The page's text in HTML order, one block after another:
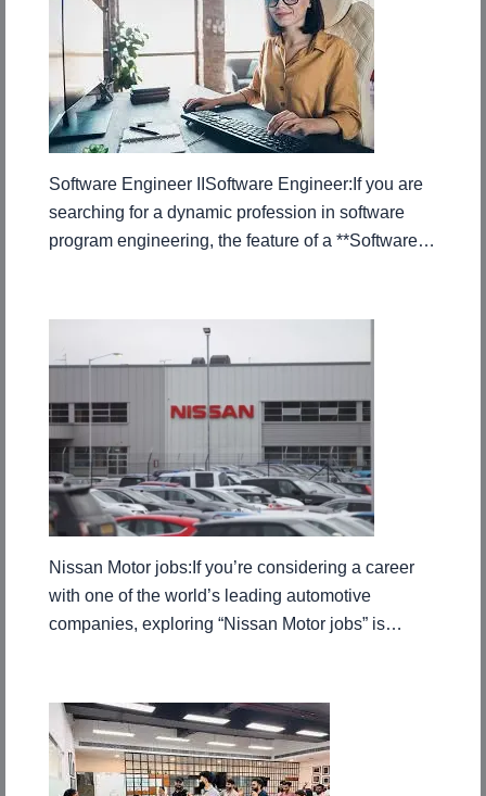
Software Engineer IISoftware Engineer:If you are
searching for a dynamic profession in software
program engineering, the feature of a **Software…
Nissan Motor jobs:If you’re considering a career
with one of the world’s leading automotive
companies, exploring “Nissan Motor jobs” is…